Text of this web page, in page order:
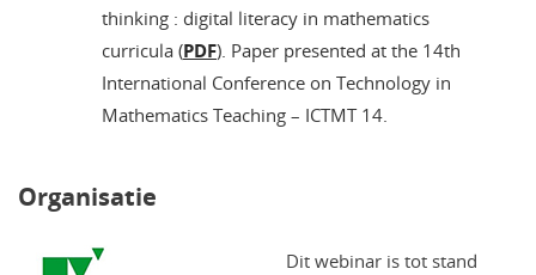
thinking : digital literacy in mathematics
curricula (PDF). Paper presented at the 14th
International Conference on Technology in
Mathematics Teaching – ICTMT 14.
Organisatie
Dit webinar is tot stand